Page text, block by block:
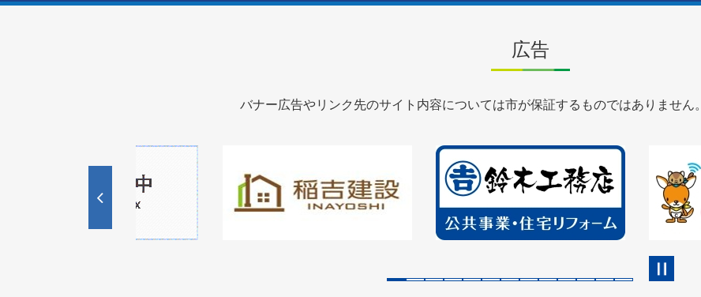
広告
バナー広告やリンク先のサイト内容については市が保証するものではありません。
の
2
枚
目
の
ス
枚
目